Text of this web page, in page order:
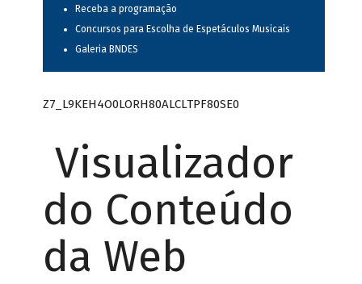
Receba a programação
Concursos para Escolha de Espetáculos Musicais
Galeria BNDES
Z7_L9KEH4O0LORH80ALCLTPF80SE0
Visualizador
do Conteúdo
da Web